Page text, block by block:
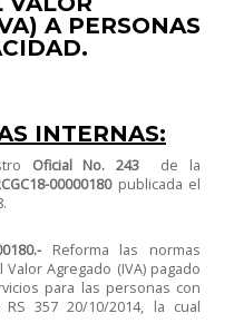
A PERSONAS
INTERNAS:
Oficial No. 243 de la
00000180publicada el
Reforma las normas
Agregado (IVA) pagado
para las personas con
357 20/10/2014, la cual